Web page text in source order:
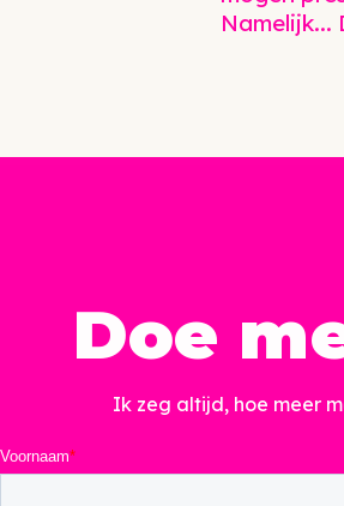
Namelijk...
Doe
Ik zeg altijd, hoe meer